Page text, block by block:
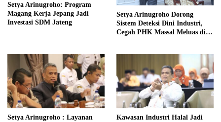
Setya Arinugroho: Program
Magang Kerja Jepang Jadi
Investasi SDM Jateng
Setya Arinugroho Dorong
Sistem Deteksi Dini Industri,
Cegah PHK Massal Meluas di
Setya Arinugroho : Layanan
Kawasan Industri Halal Jadi